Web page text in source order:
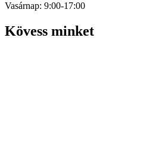
Vasárnap: 9:00-17:00
Kövess minket